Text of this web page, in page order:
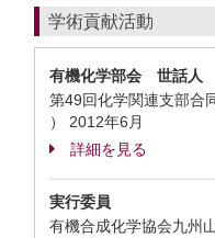
学術貢献活動
有機化学部会 世話人
第49回化学関連支部合
） 2012年6月
詳細を見る
実行委員
有機合成化学協会九州